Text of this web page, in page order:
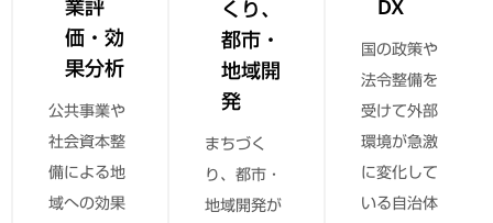
業評
価・効
果分析
公共事業や
社会資本整
備による地
域への効果
DX
国の政策や
法令整備を
受けて外部
環境が急激
に変化して
いる自治体
くり、
都市・
地域開
発
まちづく
り、都市・
地域開発が